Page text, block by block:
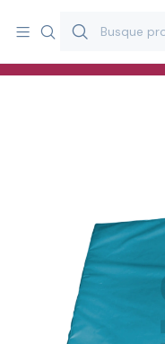
y estimulación infantil
Especialistas en